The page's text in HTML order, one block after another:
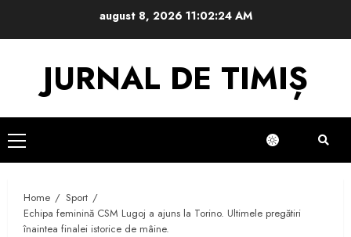
august 8, 2026 11:02:24 AM
JURNAL DE TIMIȘ
Primary
Menu
Home
Sport
Echipa feminină CSM Lugoj a ajuns la Torino. Ultimele pregătiri
înaintea finalei istorice de mâine.